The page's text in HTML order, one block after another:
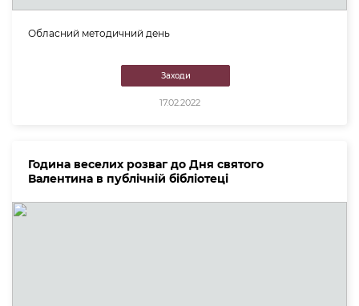
Обласний методичний день
Заходи
17.02.2022
Година веселих розваг до Дня святого
Валентина в публічній бібліотеці